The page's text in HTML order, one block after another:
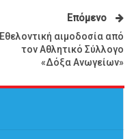
Επόμενο
Εθελοντική αιμοδοσία από
τον Αθλητικό Σύλλογο
«Δόξα Ανωγείων»